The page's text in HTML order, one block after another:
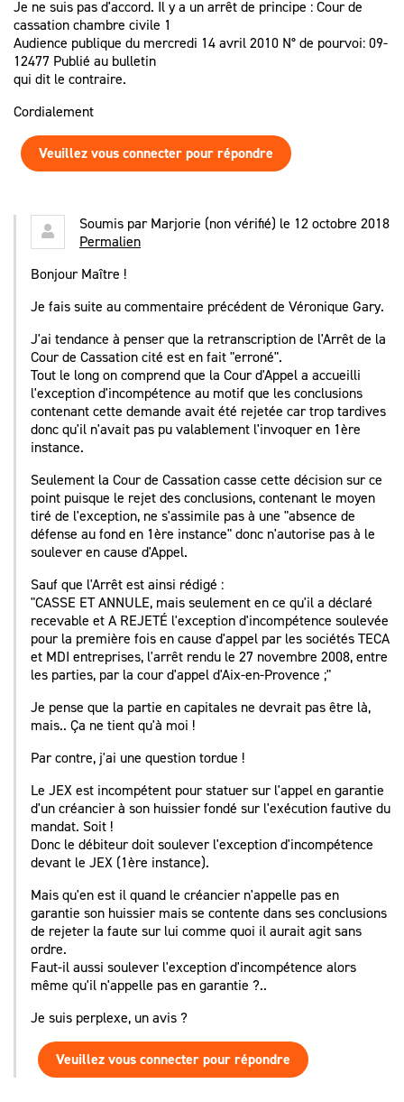
Je ne suis pas d'accord. Il y a un arrêt de principe : Cour de
cassation chambre civile 1
Audience publique du mercredi 14 avril 2010 N° de pourvoi: 09-
12477 Publié au bulletin
qui dit le contraire.
Cordialement
Veuillez vous connecter pour répondre
Soumis parMarjorie (non vérifié) le 12 octobre 2018
Permalien
Bonjour Maître !
Je fais suite au commentaire précédent de Véronique Gary.
J'ai tendance à penser que la retranscription de l'Arrêt de la
Cour de Cassation cité est en fait "erroné".
Tout le long on comprend que la Cour d'Appel a accueilli
l'exception d'incompétence au motif que les conclusions
contenant cette demande avait été rejetée car trop tardives
donc qu'il n'avait pas pu valablement l'invoquer en 1ère
instance.
Seulement la Cour de Cassation casse cette décision sur ce
point puisque le rejet des conclusions, contenant le moyen
tiré de l'exception, ne s'assimile pas à une "absence de
défense au fond en 1ère instance" donc n'autorise pas à le
soulever en cause d'Appel.
Sauf que l'Arrêt est ainsi rédigé :
"CASSE ET ANNULE, mais seulement en ce qu'il a déclaré
recevable et A REJETÉ l'exception d'incompétence soulevée
pour la première fois en cause d'appel par les sociétés TECA
et MDI entreprises, l'arrêt rendu le 27 novembre 2008, entre
les parties, par la cour d'appel d'Aix-en-Provence ;"
Je pense que la partie en capitales ne devrait pas être là,
mais.. Ça ne tient qu'à moi !
Par contre, j'ai une question tordue !
Le JEX est incompétent pour statuer sur l'appel en garantie
d'un créancier à son huissier fondé sur l'exécution fautive du
mandat. Soit !
Donc le débiteur doit soulever l'exception d'incompétence
devant le JEX (1ère instance).
Mais qu'en est il quand le créancier n'appelle pas en
garantie son huissier mais se contente dans ses conclusions
de rejeter la faute sur lui comme quoi il aurait agit sans
ordre.
Faut-il aussi soulever l'exception d'incompétence alors
même qu'il n'appelle pas en garantie ?..
Je suis perplexe, un avis ?
Veuillez vous connecter pour répondre